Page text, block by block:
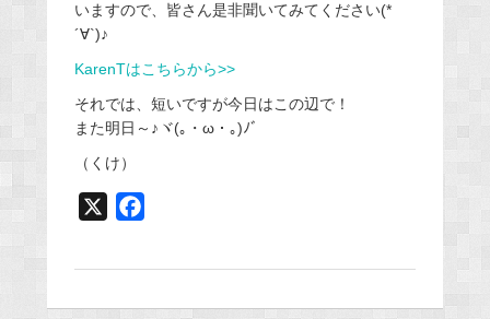
いますので、皆さん是非聞いてみてください(*
´∀`)♪
KarenTはこちらから>>
それでは、短いですが今日はこの辺で！
また明日～♪ヾ(｡・ω・｡)ﾉﾞ
（くけ）